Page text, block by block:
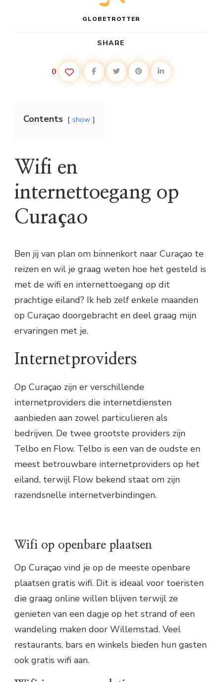
GLOBETROTTER
SHARE
0
Contents show
Wifi en
internettoegang op
Curaçao
Ben jij van plan om binnenkort naar Curaçao te
reizen en wil je graag weten hoe het gesteld is
met de wifi en internettoegang op dit
prachtige eiland? Ik heb zelf enkele maanden
op Curaçao doorgebracht en deel graag mijn
ervaringen met je.
Internetproviders
Op Curaçao zijn er verschillende
internetproviders die internetdiensten
aanbieden aan zowel particulieren als
bedrijven. De twee grootste providers zijn
Telbo en Flow. Telbo is een van de oudste en
meest betrouwbare internetproviders op het
eiland, terwijl Flow bekend staat om zijn
razendsnelle internetverbindingen.
Wifi op openbare plaatsen
Op Curaçao vind je op de meeste openbare
plaatsen gratis wifi. Dit is ideaal voor toeristen
die graag online willen blijven terwijl ze
genieten van een dagje op het strand of een
wandeling maken door Willemstad. Veel
restaurants, bars en winkels bieden hun gasten
ook gratis wifi aan.